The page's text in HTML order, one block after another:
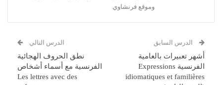
وموقع فرنشاوي
الدرس السابق
أشهر تعبيرات بالعامية
الفرنسية Expressions
idiomatiques et familières
الدرس التالي
نطق الحروف الهجائية
الفرنسية مع أسماء أشخاص
Les lettres avec des